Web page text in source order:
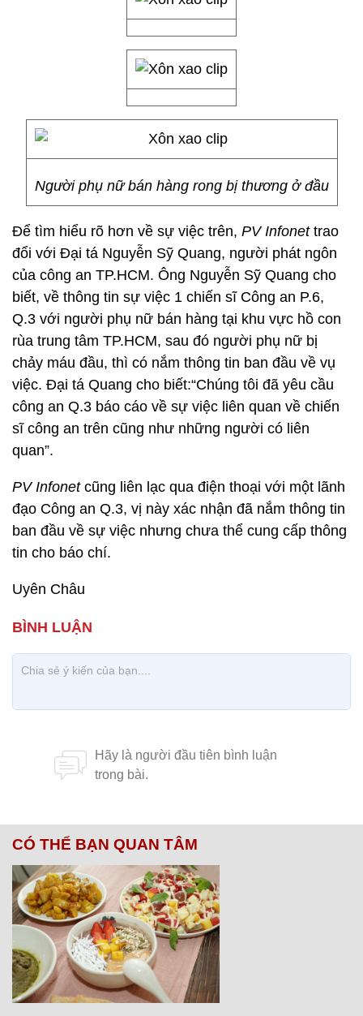
Người phụ nữ bán hàng rong bị thương ở đầu
Để tìm hiểu rõ hơn về sự việc trên, PV Infonet trao
đổi với Đại tá Nguyễn Sỹ Quang, người phát ngôn
của công an TP.HCM. Ông Nguyễn Sỹ Quang cho
biết, về thông tin sự việc 1 chiến sĩ Công an P.6,
Q.3 với người phụ nữ bán hàng tại khu vực hồ con
rùa trung tâm TP.HCM, sau đó người phụ nữ bị
chảy máu đầu, thì có nắm thông tin ban đầu về vụ
việc. Đại tá Quang cho biết:“Chúng tôi đã yêu cầu
công an Q.3 báo cáo về sự việc liên quan về chiến
sĩ công an trên cũng như những người có liên
quan”.
PV Infonetcũng liên lạc qua điện thoại với một lãnh
đạo Công an Q.3, vị này xác nhận đã nắm thông tin
ban đầu về sự việc nhưng chưa thể cung cấp thông
tin cho báo chí.
Uyên Châu
CÓ THỂ BẠN QUAN TÂM